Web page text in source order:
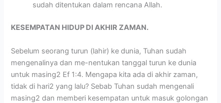
sudah ditentukan dalam rencana Allah.
KESEMPATAN HIDUP DI AKHIR ZAMAN.
Sebelum seorang turun (lahir) ke dunia, Tuhan sudah
mengenalinya dan me-nentukan tanggal turun ke dunia
untuk masing2 Ef 1:4. Mengapa kita ada di akhir zaman,
tidak di hari2 yang lalu? Sebab Tuhan sudah mengenali
masing2 dan memberi kesempatan untuk masuk golongan